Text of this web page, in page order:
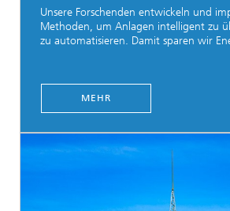
Unsere Forschenden entwickeln und
Methoden, um Anlagen intelligent zu
zu automatisieren. Damit sparen wir
MEHR